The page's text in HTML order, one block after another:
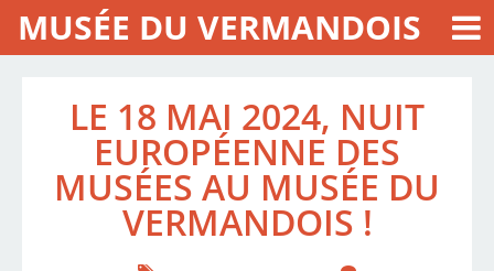
MUSÉE DU VERMANDOIS
LE 18 MAI 2024, NUIT
EUROPÉENNE DES
MUSÉES AU MUSÉE DU
VERMANDOIS !